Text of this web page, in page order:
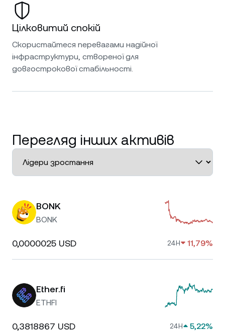
Цілковитий спокій
Скористайтеся перевагами надійної
інфраструктури, створеної для
довгострокової стабільності.
Перегляд інших активів
BONK
BONK
0,0000025 USD 24H 11,79%
Ether.fi
ETHFI
0,3818867 USD 24H 5,22%